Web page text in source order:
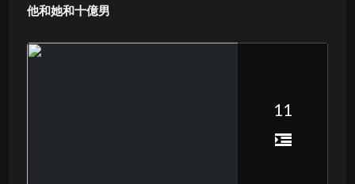
他和她和十億男
11